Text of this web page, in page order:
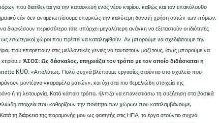
που διατίθενται για την κατασκευή ενός νέου κτιρίου, καθώς και τον επακόλουθο
εάν δεν αντιμετωπίσουμε επαρκώς την καλύτερη δυνατή χρήση αυτών των πόρων.
διαρκέσουν περισσότερο τότε υπάρχει μεγαλύτερη ανάγκη να εξεταστούν οι ιδιότητές
ως εσωτερικοί χώροι που πρέπει να καταληφθούν. Αν μπορούμε να σχεδιάσουμε την
που επιτρέπουν στις μελλοντικές γενιές να ταυτιστούν μαζί τους, ίσως μπορούμε να
ΆΣΟΣ: Ως δάσκαλος, επηρεάζει τον τρόπο με τον οποίο διδάσκεται η
KUO: «Απολύτως. Πολύ συχνά βλέπουμε εργασίες στούντιο στο σχολείο που
μοντέρνα «καραμέλα ματιών», και όχι στα πιο θεμελιώδη στοιχεία της
ή τη λειτουργία. Κατά κάποιο τρόπο, ήλπιζα να επανεστιάσω τη συζήτηση στα βασικά
στοιχεία που καθορίζουν την ποιότητα των χώρων που καταλαμβάνουμε,
τη διάρκεια της παραμονής μου ως φοιτητής στις ΗΠΑ, τα έργα στούντιο συχνά